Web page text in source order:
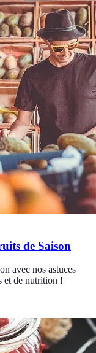
de Saison
avec nos astuces
et de nutrition !